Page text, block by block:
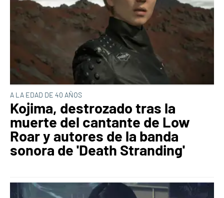
A LA EDAD DE 40 AÑOS
Kojima, destrozado tras la
muerte del cantante de Low
Roar y autores de la banda
sonora de 'Death Stranding'